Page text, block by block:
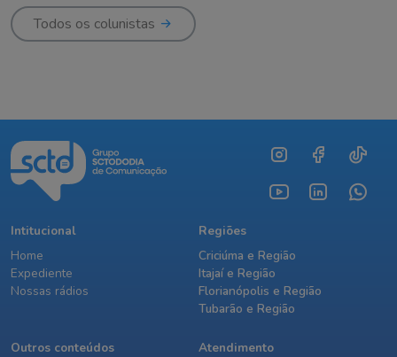
Todos os colunistas
Intitucional
Home
Expediente
Nossas rádios
Regiões
Criciúma e Região
Itajaí e Região
Florianópolis e Região
Tubarão e Região
Outros conteúdos
Atendimento